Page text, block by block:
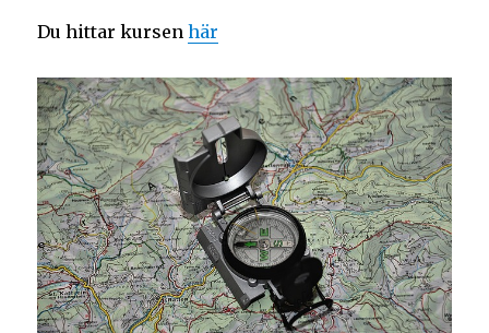
Du hittar kursenhär